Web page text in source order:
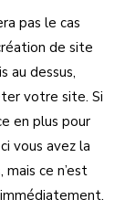
pas le cas
de site
au dessus,
votre site. Si
en plus pour
vous avez la
ce n’est